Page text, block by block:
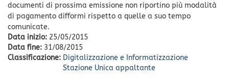
documenti di prossima emissione non riportino più modalità
di pagamento difformi rispetto a quelle a suo tempo
comunicate.
Data inizio: 25/05/2015
Data fine: 31/08/2015
Classificazione: Digitalizzazione e Informatizzazione
Stazione Unica appaltante